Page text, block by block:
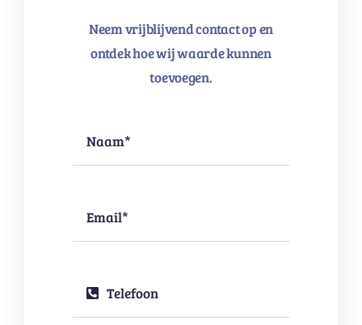
Neem vrijblijvend contact op en
ontdek hoe wij waarde kunnen
toevoegen.